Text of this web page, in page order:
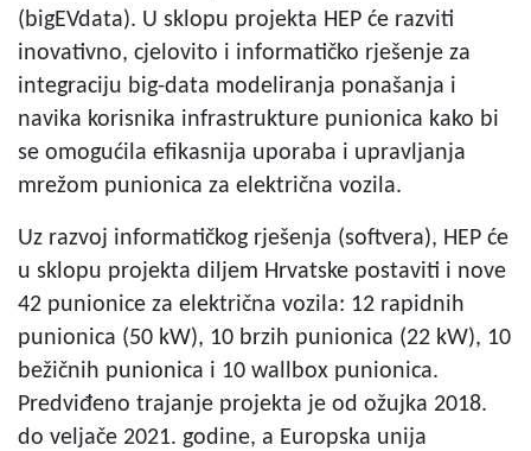
(bigEVdata). U sklopu projekta HEP će razviti
inovativno, cjelovito i informatičko rješenje za
integraciju big-data modeliranja ponašanja i
navika korisnika infrastrukture punionica kako bi
se omogućila efikasnija uporaba i upravljanja
mrežom punionica za električna vozila.
Uz razvoj informatičkog rješenja (softvera), HEP će
u sklopu projekta diljem Hrvatske postaviti i nove
42 punionice za električna vozila: 12 rapidnih
punionica (50 kW), 10 brzih punionica (22 kW), 10
bežičnih punionica i 10 wallbox punionica.
Predviđeno trajanje projekta je od ožujka 2018.
do veljače 2021. godine, a Europska unija